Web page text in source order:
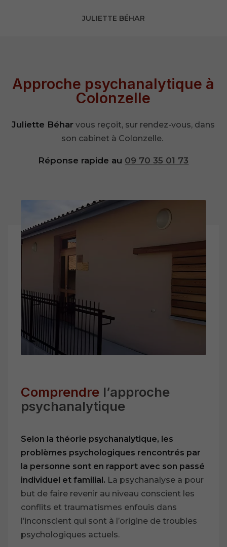
JULIETTE BÉHAR
Approche psychanalytique à
Colonzelle
Juliette Béhar vous reçoit, sur rendez-vous, dans
son cabinet à Colonzelle.
Réponse rapide au 09 70 35 01 73
Comprendre l’approche
psychanalytique
Selon la théorie psychanalytique, les
problèmes psychologiques rencontrés par
la personne sont en rapport avec son passé
individuel et familial. La psychanalyse a pour
but de faire revenir au niveau conscient les
conflits et traumatismes enfouis dans
l’inconscient qui sont à l’origine de troubles
psychologiques actuels.